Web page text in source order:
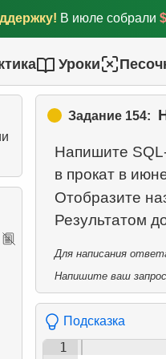
В июле собрали
Уроки
Задание 154:
Напишите
в прокат в
Отобразите
Для написания
Напишите ваш
Подсказка
1